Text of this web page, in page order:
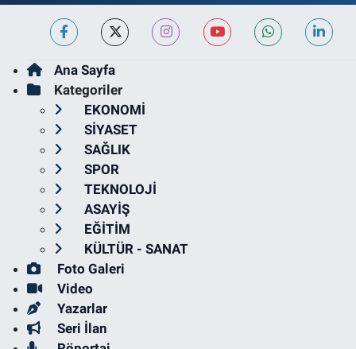
Ana Sayfa
Kategoriler
EKONOMİ
SİYASET
SAĞLIK
SPOR
TEKNOLOJİ
ASAYİŞ
EĞİTİM
KÜLTÜR - SANAT
Foto Galeri
Video
Yazarlar
Seri İlan